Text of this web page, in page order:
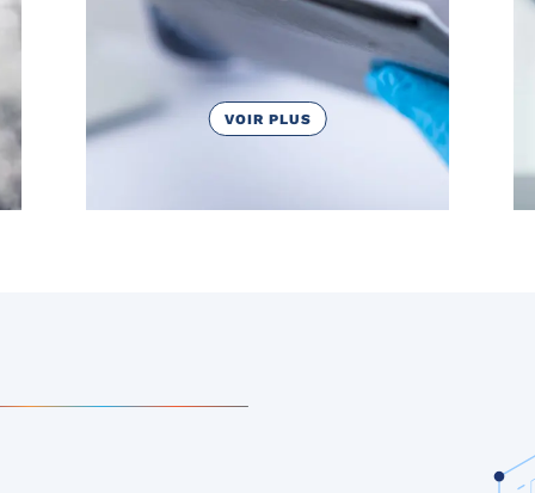
VOIR PLUS